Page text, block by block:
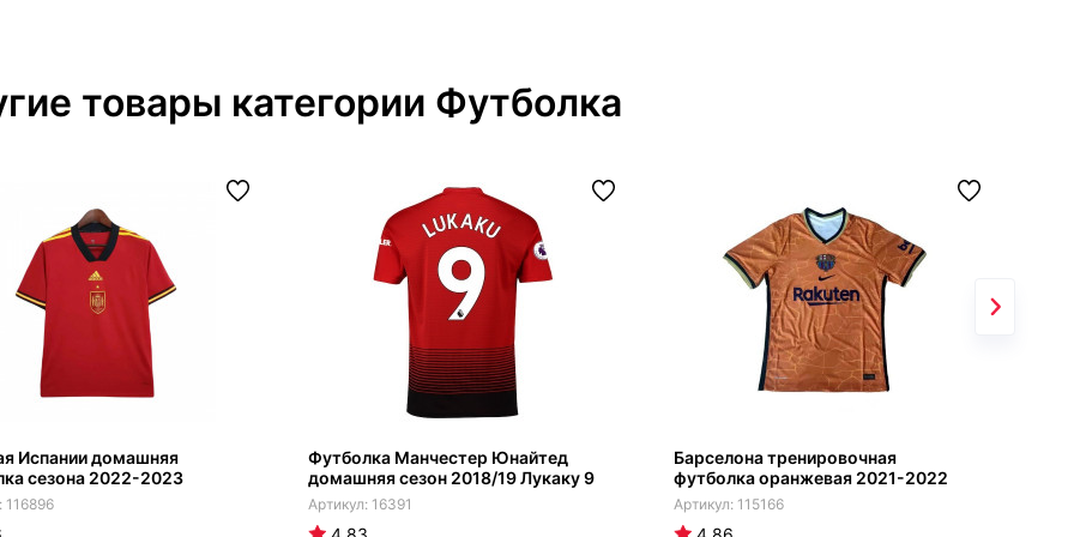
товары категории Футболка
Испании домашняя
сезона 2022-2023
116896
Футболка Манчестер Юнайтед
домашняя сезон 2018/19 Лукаку 9
16391
Барселона тренировочная
футболка оранжевая 2021-2022
115166